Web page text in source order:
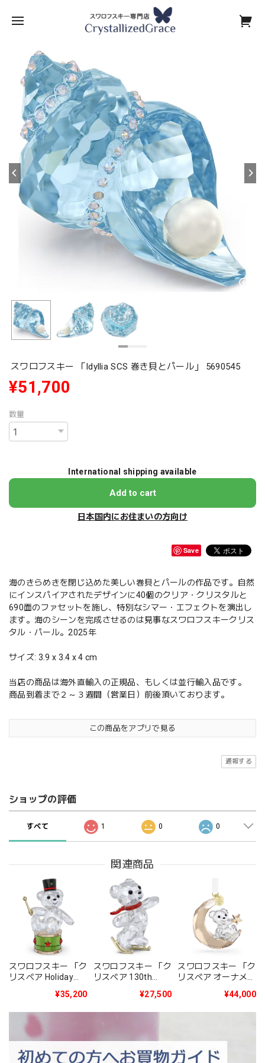
スワロフスキー 「Idyllia SCS 巻き貝とパール」 5690545
¥51,700
数量
International shipping available
Add to cart
日本国内にお住まいの方向け
Save
海のきらめきを閉じ込めた美しい巻貝とパールの作品です。自然
にインスパイアされたデザインに40個のクリア・クリスタルと
690面のファセットを施し、特別なシマー・エフェクトを演出し
ます。海のシーンを完成させるのは見事なスワロフスキークリス
タル・パール。2025年
サイズ: 3.9 x 3.4 x 4 cm
当店の商品は海外直輸入の正規品、もしくは並行輸入品です。
商品到着まで２～３週間（営業日）前後頂いております。
この商品をアプリで見る
通報する
ショップの評価
すべて 1 0 0
関連商品
スワロフスキー 「ク
リスベア Holiday
品」5701510¥35,200
スワロフスキー 「ク
リスベア 130th
¥27,500
スワロフスキー 「ク
リスベア オーナメン
産品」5701830¥44,000